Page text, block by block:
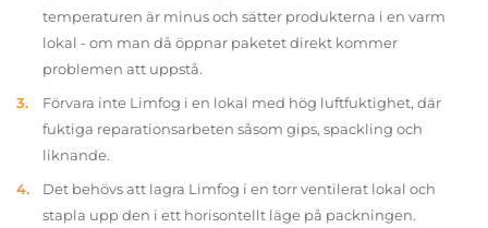
temperaturen är minus och sätter produkterna i en varm
lokal - om man då öppnar paketet direkt kommer
problemen att uppstå.
Förvara inte Limfog i en lokal med hög luftfuktighet, där
fuktiga reparationsarbeten såsom gips, spackling och
liknande.
Det behövs att lagra Limfog i en torr ventilerat lokal och
stapla upp den i ett horisontellt läge på packningen.